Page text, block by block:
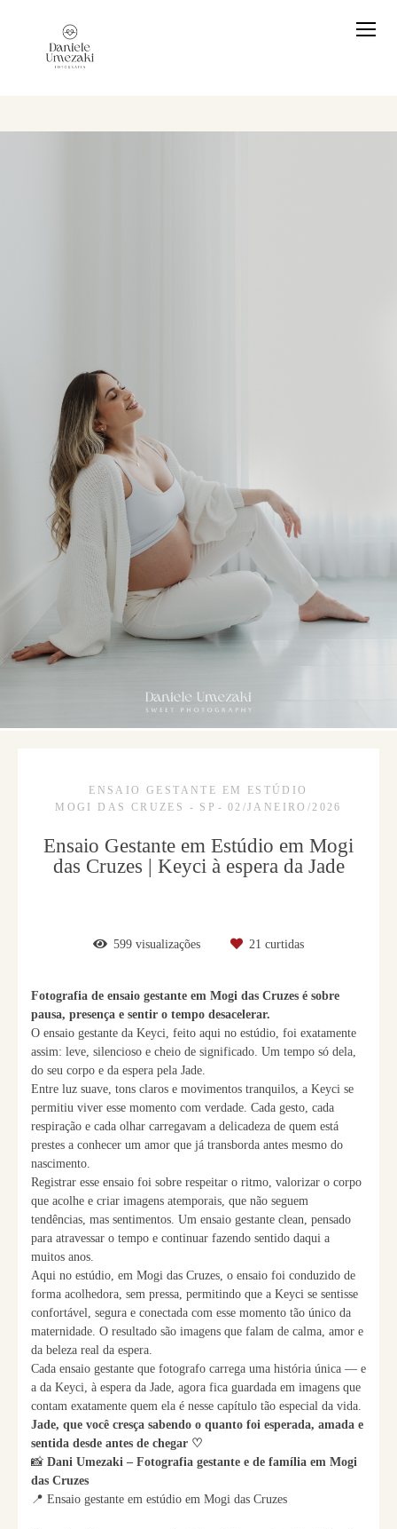
ENSAIO GESTANTE EM ESTÚDIO
MOGI DAS CRUZES - SP
02/JANEIRO/2026
Ensaio Gestante em Estúdio em Mogi
das Cruzes | Keyci à espera da Jade
599 visualizações 21 curtidas
Fotografia de ensaio gestante em Mogi das Cruzes é sobre
pausa, presença e sentir o tempo desacelerar.
O ensaio gestante da Keyci, feito aqui no estúdio, foi exatamente
assim: leve, silencioso e cheio de significado. Um tempo só dela,
do seu corpo e da espera pela Jade.
Entre luz suave, tons claros e movimentos tranquilos, a Keyci se
permitiu viver esse momento com verdade. Cada gesto, cada
respiração e cada olhar carregavam a delicadeza de quem está
prestes a conhecer um amor que já transborda antes mesmo do
nascimento.
Registrar esse ensaio foi sobre respeitar o ritmo, valorizar o corpo
que acolhe e criar imagens atemporais, que não seguem
tendências, mas sentimentos. Um ensaio gestante clean, pensado
para atravessar o tempo e continuar fazendo sentido daqui a
muitos anos.
Aqui no estúdio, em Mogi das Cruzes, o ensaio foi conduzido de
forma acolhedora, sem pressa, permitindo que a Keyci se sentisse
confortável, segura e conectada com esse momento tão único da
maternidade. O resultado são imagens que falam de calma, amor e
da beleza real da espera.
Cada ensaio gestante que fotografo carrega uma história única — e
a da Keyci, à espera da Jade, agora fica guardada em imagens que
contam exatamente quem ela é nesse capítulo tão especial da vida.
Jade, que você cresça sabendo o quanto foi esperada, amada e
sentida desde antes de chegar ♡
📸 Dani Umezaki – Fotografia gestante e de família em Mogi
das Cruzes
📍 Ensaio gestante em estúdio em Mogi das Cruzes